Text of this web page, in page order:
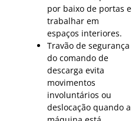
por baixo de portas e
trabalhar em
espaços interiores.
Travão de segurança
do comando de
descarga evita
movimentos
involuntários ou
deslocação quando a